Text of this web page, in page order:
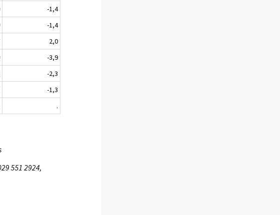
-1,4
-1,4
2,0
-3,9
-2,3
-1,3
.
551 2924,